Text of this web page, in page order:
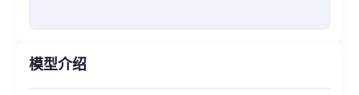
模型介绍